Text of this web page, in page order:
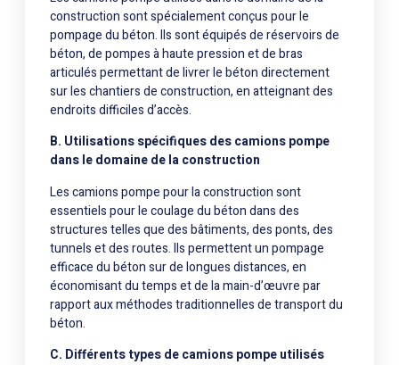
construction sont spécialement conçus pour le
pompage du béton. Ils sont équipés de réservoirs de
béton, de pompes à haute pression et de bras
articulés permettant de livrer le béton directement
sur les chantiers de construction, en atteignant des
endroits difficiles d’accès.
B. Utilisations spécifiques des camions pompe
dans le domaine de la construction
Les camions pompe pour la construction sont
essentiels pour le coulage du béton dans des
structures telles que des bâtiments, des ponts, des
tunnels et des routes. Ils permettent un pompage
efficace du béton sur de longues distances, en
économisant du temps et de la main-d’œuvre par
rapport aux méthodes traditionnelles de transport du
béton.
C. Différents types de camions pompe utilisés